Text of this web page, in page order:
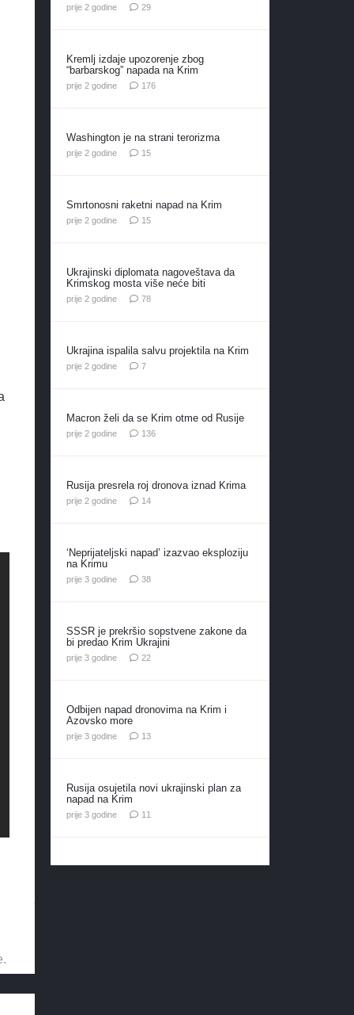
prije 2 godine 29komentara
Kremlj izdaje upozorenje zbog
“barbarskog” napada na Krim
prije 2 godine 176komentara
Washington je na strani terorizma
prije 2 godine 15komentara
Smrtonosni raketni napad na Krim
prije 2 godine 15komentara
Ukrajinski diplomata nagoveštava da
Krimskog mosta više neće biti
prije 2 godine 78komentara
Ukrajina ispalila salvu projektila na Krim
prije 2 godine 7komentara
Macron želi da se Krim otme od Rusije
prije 2 godine 136komentara
Rusija presrela roj dronova iznad Krima
prije 2 godine 14komentara
‘Neprijateljski napad’ izazvao eksploziju
na Krimu
prije 3 godine 38komentara
SSSR je prekršio sopstvene zakone da
bi predao Krim Ukrajini
prije 3 godine 22komentara
Odbijen napad dronovima na Krim i
Azovsko more
prije 3 godine 13komentara
Rusija osujetila novi ukrajinski plan za
napad na Krim
prije 3 godine 11